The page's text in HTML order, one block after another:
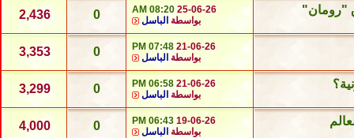
"رومان" 25-06-26
08:20 AM
بواسطة الباسل 0
2,436
21-06-26
07:48 PM
بواسطة الباسل 0
3,353
21-06-26
06:58 PM
بواسطة الباسل 0
3,299
19-06-26
06:43 PM
بواسطة الباسل 0
4,000